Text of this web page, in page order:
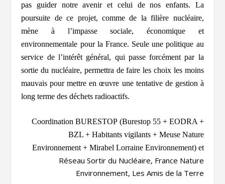
pas guider notre avenir et celui de nos enfants. La
poursuite de ce projet, comme de la filière nucléaire,
mène à l’impasse sociale, économique et
environnementale pour la France. Seule une politique au
service de l’intérêt général, qui passe forcément par la
sortie du nucléaire, permettra de faire les choix les moins
mauvais pour mettre en œuvre une tentative de gestion à
long terme des déchets radioactifs.
Coordination BURESTOP (Burestop 55 + EODRA +
BZL + Habitants vigilants + Meuse Nature
Environnement + Mirabel Lorraine Environnement) et
Réseau Sortir du Nucléaire, France Nature
Environnement, Les Amis de la Terre